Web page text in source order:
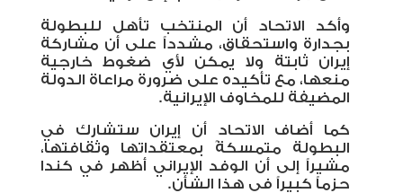
وأكد الاتحاد أن المنتخب تأهل للبطولة
بجدارة واستحقاق، مشدداً على أن مشاركة
إيران ثابتة ولا يمكن لأي ضغوط خارجية
منعها، مع تأكيده على ضرورة مراعاة الدولة
المضيفة للمخاوف الإيرانية.
كما أضاف الاتحاد أن إيران ستشارك في
البطولة متمسكةً بمعتقداتها وثقافتها،
مشيراً إلى أن الوفد الإيراني أظهر في كندا
حزماً كبيراً في هذا الشأن.